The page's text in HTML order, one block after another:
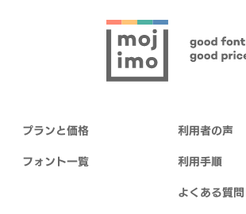
プランと価格
フォント一覧
利用者の声
利用手順
よくある質問